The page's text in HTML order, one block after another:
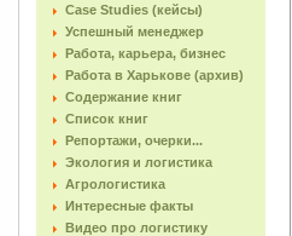
Case Studies (кейсы)
Успешный менеджер
Работа, карьера, бизнес
Работа в Харькове (архив)
Содержание книг
Список книг
Репортажи, очерки...
Экология и логистика
Агрологистика
Интересные факты
Видео про логистику